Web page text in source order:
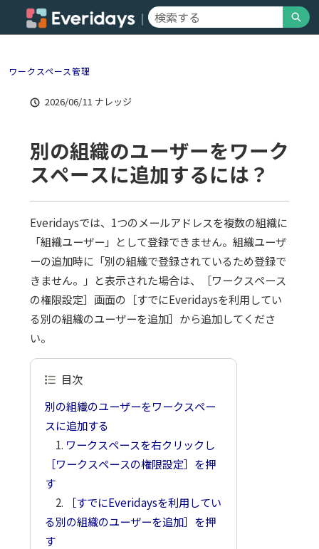
ン
テ
Everidaysサポート V2 - ホーム
検索
ワークスペース管理
2026/06/11 ナレッジ
別の組織のユーザーをワーク
スペースに追加するには？
Everidaysでは、1つのメールアドレスを複数の組織に
「組織ユーザー」として登録できません。組織ユーザ
ーの追加時に「別の組織で登録されているため登録で
きません。」と表示された場合は、［ワークスペース
の権限設定］画面の［すでにEveridaysを利用してい
る別の組織のユーザーを追加］から追加してくださ
い。
目次
別の組織のユーザーをワークスペー
スに追加する
1. ワークスペースを右クリックし
［ワークスペースの権限設定］を押
す
2.
［すでにEveridaysを利用してい
る別の組織のユーザーを追加］を押
す